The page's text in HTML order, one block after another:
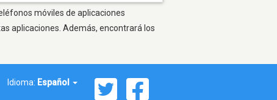
móviles de aplicaciones
aplicaciones. Además, encontrará los
Idioma: Español